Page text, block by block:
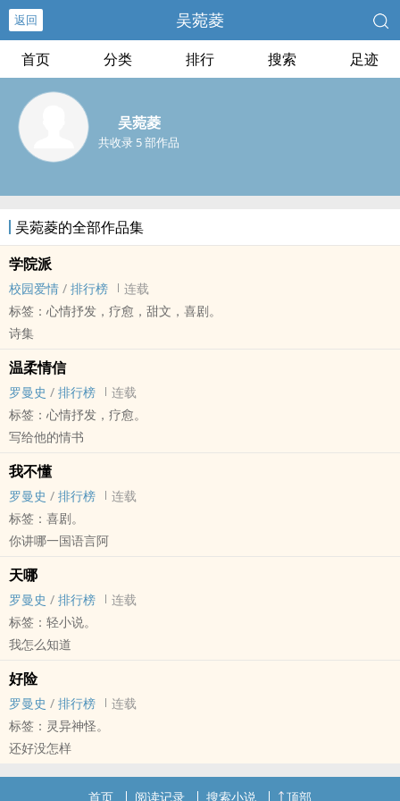
返回 吴菀菱
首页 分类 排行 搜索 足迹
吴菀菱
共收录 5 部作品
吴菀菱的全部作品集
学院派
校园爱情 / 排行榜
连载
标签：心情抒发，疗愈，甜文，喜剧。
诗集
温柔情信
罗曼史 / 排行榜
连载
标签：心情抒发，疗愈。
写给他的情书
我不懂
罗曼史 / 排行榜
连载
标签：喜剧。
你讲哪一国语言阿
天哪
罗曼史 / 排行榜
连载
标签：轻小说。
我怎么知道
好险
罗曼史 / 排行榜
连载
标签：灵异神怪。
还好没怎样
首页 阅读记录 搜索小说 顶部